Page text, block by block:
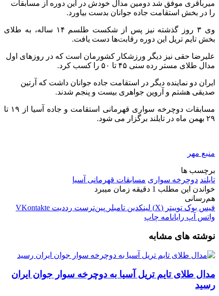
میرباقری موفق شد دومین مدال خودش در این دوره از مسابقات
را در بخش استقامت جاده جوانان بدست بیاورد.
وی ۳ روز گذشته نیز پس از شکست طلسم ۱۴ ساله، به طلای
بخش تایم تریل این دوره رقابت‌ها دست یافت.
علیرضا حقی نیز دیگر ورزشکار کشورمان است که در روزهای اول
مدال طلای مستر رده سنی ۴۵ تا ۵۰ را کسب کرد.
ایران دو نماینده دیگر در استقامت جاده جوانان داشت که آرتین
صدیقی هشتم و آروین جواهری بیست و پنجم شدند.
مسابقات دوچرخه سواری قهرمانی استقامت و جاده آسیا از ۱۹ تا
۲۹ بهمن ماه در تایلند برگزار می شود.
منبع مهر
برچسب ها
تایلند دوچرخه سواری مسابقات قهرمانی آسیا
خواندن این مطلب 1 دقیقه زمان میبرد
هم‌رسانی
فیس بوک توییتر (X) لینکدین ‫تامبلر ‫پین‌ترست ‫رددیت ‫VKontakte
واتس آپ رایانامه چاپ
نوشته های مشابه
مدال طلای تایم تریل آسیا به دوچرخه سوار جوان ایران
رسید